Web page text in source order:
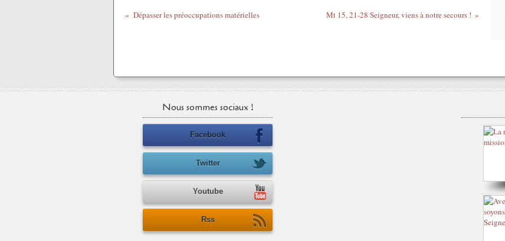
Dépasser les préoccupations matérielles Mt 15, 21-28 Seigneur, viens à notre secours !
Nous sommes sociaux !
Facebook
Twitter
Youtube
Rss